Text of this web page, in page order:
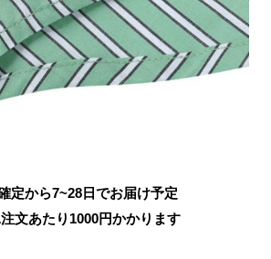
定から7~28日でお届け予定
文あたり 1000円かかります